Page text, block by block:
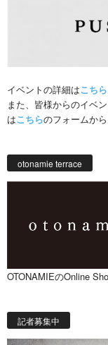
イベントの詳細はこちら
また、皆様からのイベ
はこちらのフォームから
otonamie terrace
OTONAMIEのOnline
記者募集中